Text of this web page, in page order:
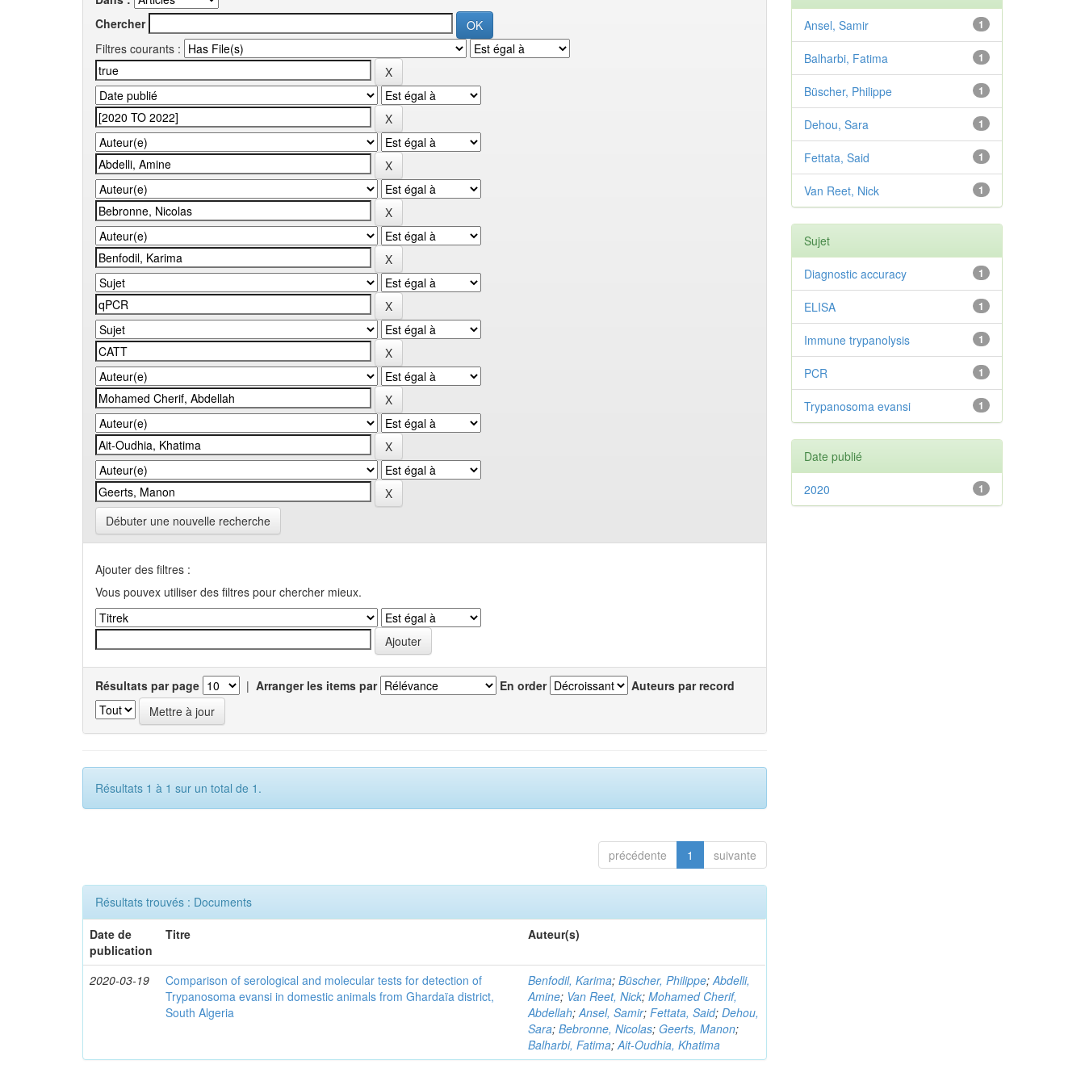
Chercher
Filtres courants :
Débuter une nouvelle recherche
Ajouter des filtres :
Vous pouvex utiliser des filtres pour chercher mieux.
Résultats par page | Arranger les items par En order Auteurs par record
Résultats 1 à 1 sur un total de 1.
précédente 1 suivante
Résultats trouvés : Documents
Date de
publication
Titre Auteur(s)
2020-03-19
Comparison of serological and molecular tests for detection of
Trypanosoma evansi in domestic animals from Ghardaïa district,
South Algeria
Benfodil, Karima;Büscher, Philippe;Abdelli,
Amine; Van Reet, Nick;Mohamed Cherif,
Abdellah;Ansel, Samir;Fettata, Said;Dehou,
Sara;Bebronne, Nicolas; Geerts, Manon;
Balharbi, Fatima;Ait-Oudhia, Khatima
1
Ansel, Samir
1
Balharbi, Fatima
1
Büscher, Philippe
1
Dehou, Sara
1
Fettata, Said
1
Van Reet, Nick
Sujet
1
Diagnostic accuracy
1
ELISA
1
Immune trypanolysis
1
PCR
1
Trypanosoma evansi
Date publié
1
2020